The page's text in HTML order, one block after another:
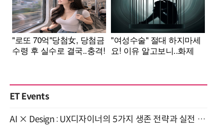
ET Events
AI × Design : UX디자이너의 5가지 생존 전략과 실전 대응 8월 28일 개최